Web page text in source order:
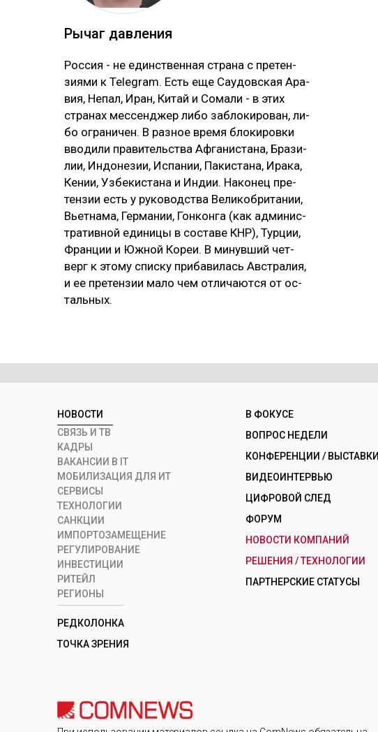
Ры­чаг дав­ле­ния
Рос­сия - не единс­твен­ная стра­на с пре­тен­
зия­ми к Telegram. Есть еще Сау­дов­ская Ара­
вия, Не­пал, Иран, Ки­тай и Со­ма­ли - в этих
стра­нах мес­сен­джер ли­бо заб­ло­ки­ро­ван, ли­
бо ог­ра­ни­чен. В раз­ное вре­мя бло­ки­ров­ки
вво­ди­ли пра­ви­тель­ства Аф­га­нис­та­на, Бра­зи­
лии, Ин­до­не­зии, Ис­па­нии, Па­кис­та­на, Ира­ка,
Ке­нии, Уз­бе­кис­та­на и Ин­дии. На­ко­нец пре­
тен­зии есть у ру­ко­водс­тва Ве­ли­коб­ри­та­нии,
Вь­ет­на­ма, Гер­ма­нии, Гон­кон­га (как ад­ми­нис­
тра­тив­ной еди­ни­цы в сос­та­ве КНР), Тур­ции,
Фран­ции и Юж­ной Ко­реи. В ми­нув­ший чет­
верг к это­му спис­ку при­ба­ви­лась Авс­тра­лия,
и ее пре­тен­зии ма­ло чем от­ли­чают­ся от ос­
таль­ных.
НОВОСТИ
СВЯЗЬ И ТВ
КАДРЫ
ВАКАНСИИ В IT
МОБИЛИЗАЦИЯ ДЛЯ ИТ
СЕРВИСЫ
ТЕХНОЛОГИИ
САНКЦИИ
ИМПОРТОЗАМЕЩЕНИЕ
РЕГУЛИРОВАНИЕ
ИНВЕСТИЦИИ
РИТЕЙЛ
РЕГИОНЫ
РЕДКОЛОНКА
ТОЧКА ЗРЕНИЯ
В ФОКУСЕ
ВОПРОС НЕДЕЛИ
КОНФЕРЕНЦИИ / ВЫСТАВКИ
ВИДЕОИНТЕРВЬЮ
ЦИФРОВОЙ СЛЕД
ФОРУМ
НОВОСТИ КОМПАНИЙ
РЕШЕНИЯ / ТЕХНОЛОГИИ
ПАРТНЕРСКИЕ СТАТУСЫ